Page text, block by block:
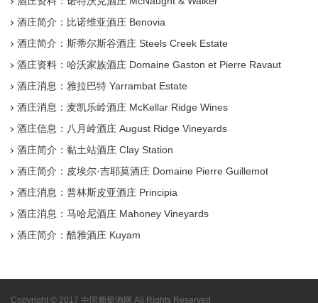
酒庄简介：比诺维亚酒庄 Benovia
酒庄简介：斯蒂尔斯谷酒庄 Steels Creek Estate
酒庄资料：哈沃家族酒庄 Domaine Gaston et Pierre Ravaut
酒庄消息：雅拉巴特 Yarrambat Estate
酒庄消息：麦凯乐岭酒庄 McKellar Ridge Wines
酒庄信息：八月岭酒庄 August Ridge Vineyards
酒庄简介：黏土站酒庄 Clay Station
酒庄简介：皮埃尔·吉耶莫酒庄 Domaine Pierre Guillemot
酒庄消息：普林斯皮亚酒庄 Principia
酒庄消息：马哈尼酒庄 Mahoney Vineyards
酒庄简介：酷雅酒庄 Kuyam
Copyright © 2017 中国葡萄酒网 All Rights Reserved